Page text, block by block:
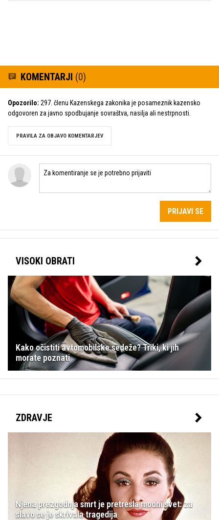
KOMENTARJI (0)
Opozorilo: 297. členu Kazenskega zakonika je posameznik kazensko
odgovoren za javno spodbujanje sovraštva, nasilja ali nestrpnosti.
PRAVILA ZA OBJAVO KOMENTARJEV
PRIJAVI SE
VISOKI OBRATI
Kako očistiti avtomobilske sedeže? Triki, ki jih
morate poznati
ZDRAVJE
Njena prezgodnja smrt je pretresla modni svet: za
slavo se je skrivala tragedija